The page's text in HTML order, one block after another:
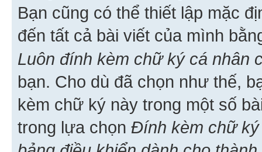
Bạn cũng có thể thiết lập mặc
đến tất cả bài viết của mình
Luôn đính kèm chữ ký cá nhân
bạn. Cho dù đã chọn như thế,
kèm chữ ký này trong một số
trong lựa chọn Đính kèm chữ